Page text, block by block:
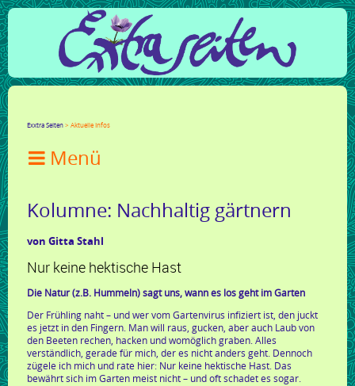
Exxtra Seiten Aktuelle Infos

Kolumne: Nachhaltig gärtnern
von Gitta Stahl
Nur keine hektische Hast
Die Natur (z.B. Hummeln) sagt uns, wann es los geht im Garten
Der Frühling naht – und wer vom Gartenvirus infiziert ist, den juckt
es jetzt in den Fingern. Man will raus, gucken, aber auch Laub von
den Beeten rechen, hacken und womöglich graben. Alles
verständlich, gerade für mich, der es nicht anders geht. Dennoch
zügele ich mich und rate hier: Nur keine hektische Hast. Das
bewährt sich im Garten meist nicht – und oft schadet es sogar.